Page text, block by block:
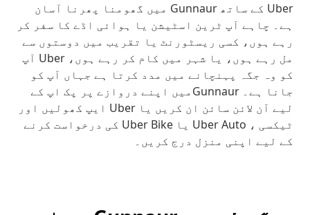
Uber کے ساتھ Gunnaur میں گھومنا پھرنا آسان
ہے۔ چاہے آپ ٹرین اسٹیشن یا ہوائی اڈے کا سفر کر
رہے ہوں، کسی ریسٹورنٹ یا تقریب میں دوستوں سے
مل رہے ہوں، یا شہر میں کام کر رہے ہوں، Uber آپ
کو وہ جگہ پہنچانے میں مدد کرتا ہے جہاں آپ کو
جانا ہے۔ Gunnaurمیں اپنے دروازے پر پک اپ کے
لیے آن لائن سائن ان کریں یا Uber ایپ کھولیں اور
ٹیکسی ، Uber Auto یا Uber Bike کی درخواست کرنے
کے لیے اپنی منزل درج کریں۔